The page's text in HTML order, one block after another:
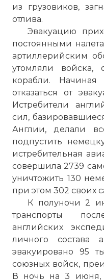
из грузовиков,
отлива.
Эвакуацию
постоянными
артиллерийским
утомляли
корабли.
отказаться от
Истребители
сил,
Англии, делали
подпустить
истребительная
совершила 2739
уничтожить 130
при этом 302 своих
К полуночи 2
транспорты
английских
личного состава
эвакуировано 95
союзных войск,
В ночь на 3 июня,